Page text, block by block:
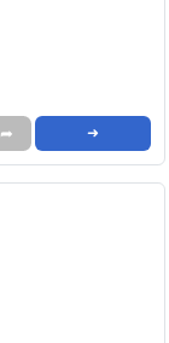
➦ ➜